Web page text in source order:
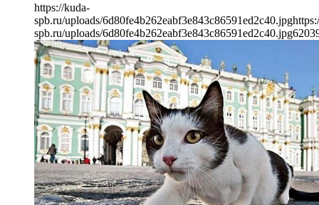
https://kuda-
spb.ru/uploads/6d80fe4b262eabf3e843c86591ed2c40.jpg
spb.ru/uploads/6d80fe4b262eabf3e843c86591ed2c40.jpg620